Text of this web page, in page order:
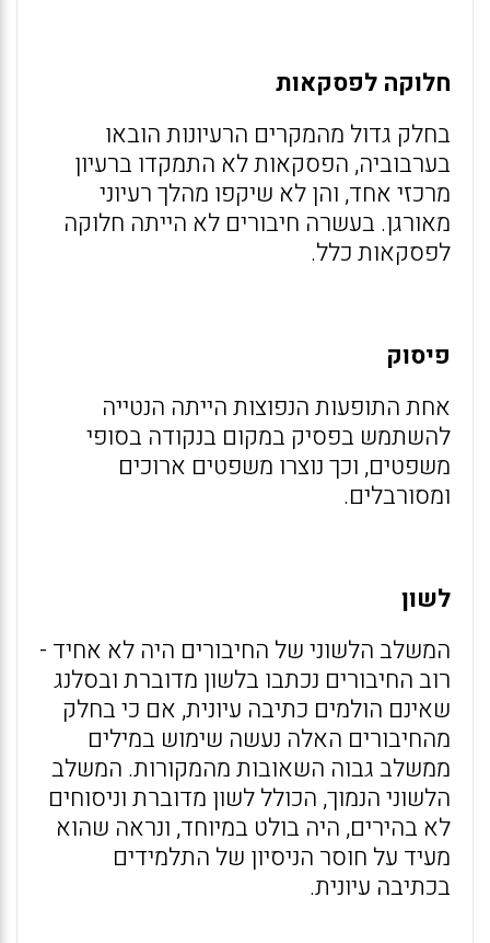
חלוקה לפסקאות
בחלק גדול מהמקרים הרעיונות הובאו
בערבוביה, הפסקאות לא התמקדו ברעיון
מרכזי אחד, והן לא שיקפו מהלך רעיוני
מאורגן. בעשרה חיבורים לא הייתה חלוקה
לפסקאות כלל.
פיסוק
אחת התופעות הנפוצות הייתה הנטייה
להשתמש בפסיק במקום בנקודה בסופי
משפטים, וכך נוצרו משפטים ארוכים
ומסורבלים.
לשון
המשלב הלשוני של החיבורים היה לא אחיד -
רוב החיבורים נכתבו בלשון מדוברת ובסלנג
שאינם הולמים כתיבה עיונית, אם כי בחלק
מהחיבורים האלה נעשה שימוש במילים
ממשלב גבוה השאובות מהמקורות. המשלב
הלשוני הנמוך, הכולל לשון מדוברת וניסוחים
לא בהירים, היה בולט במיוחד, ונראה שהוא
מעיד על חוסר הניסיון של התלמידים
בכתיבה עיונית.